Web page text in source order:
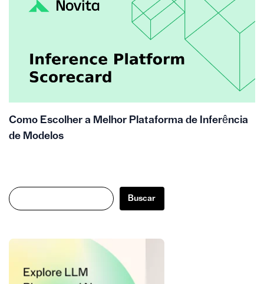
Como Escolher a Melhor Plataforma de Inferência
de Modelos
Buscar
Buscar